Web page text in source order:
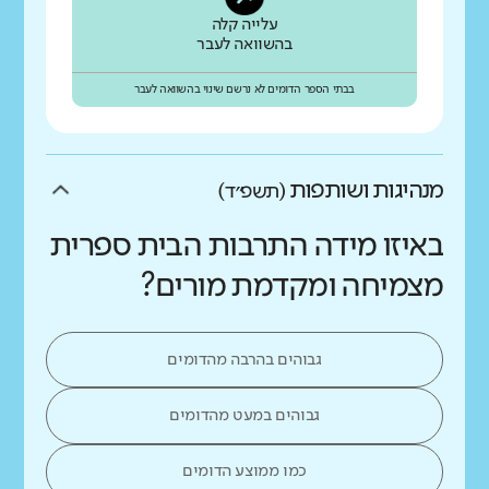
עלייה קלה
בהשוואה לעבר
בבתי הספר הדומים לא נרשם שינוי בהשוואה לעבר
מנהיגות ושותפות (תשפ״ד)
באיזו מידה התרבות הבית ספרית
מצמיחה ומקדמת מורים?
גבוהים בהרבה מהדומים
גבוהים במעט מהדומים
כמו ממוצע הדומים